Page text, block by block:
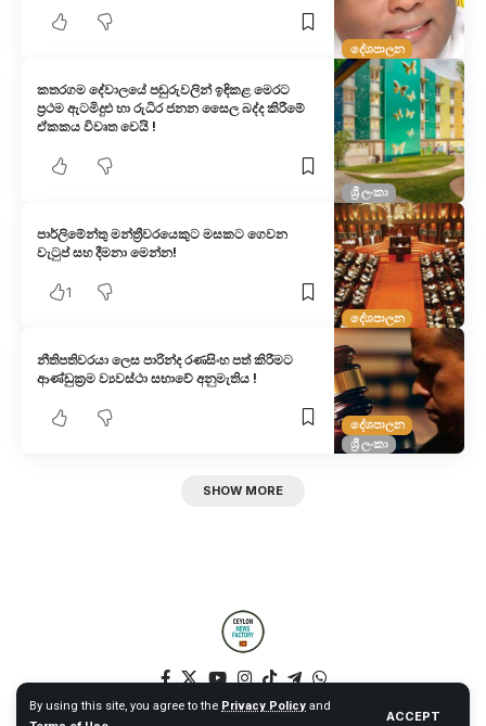
By using this site, you agree to the Privacy Policy and
ACCEPT
දේශපාලන
ශ්‍රී ලංකා
කතරගම දේවාලයේ පඬුරුවලින් ඉඳිකළ මෙරට
ප්‍රථම ඇටමිදුළු හා රුධිර ජනන සෛල බද්ද කිරීමේ
ඒකකය විවෘත වෙයි !
දේශපාලන
පාර්ලිමේන්තු මන්ත්‍රීවරයෙකුට මසකට ගෙවන
වැටුප් සහ දීමනා මෙන්න!
1
දේශපාලන
ශ්‍රී ලංකා
නීතිපතිවරයා ලෙස පාරින්ද රණසිංහ පත් කිරීමට
ආණ්ඩුක්‍රම ව්‍යවස්ථා සභාවේ අනුමැතිය !
SHOW MORE